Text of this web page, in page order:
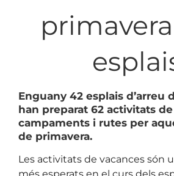
Enguany 42 esplais d’arreu
han preparat 62 activitats
campaments i rutes per
de primavera.
Les activitats de vacances són